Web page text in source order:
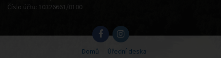
Číslo účtu: 10326661/0100
Domů Úřední deska